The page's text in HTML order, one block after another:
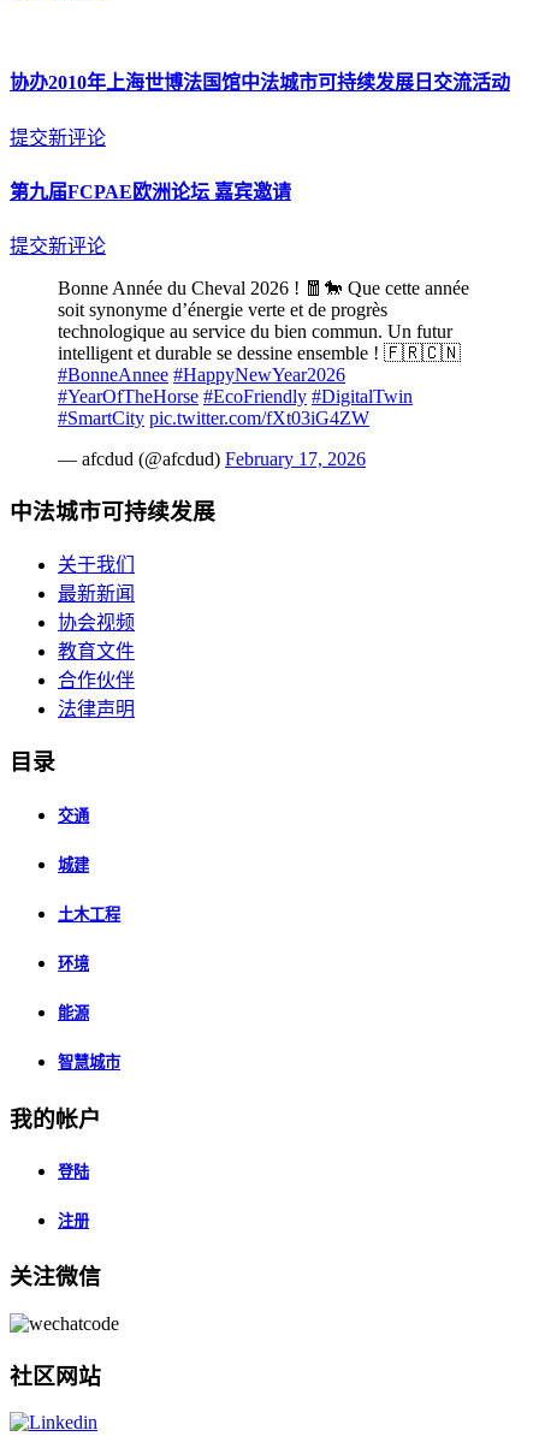
协办2010年上海世博法国馆中法城市可持续发展日交流活动
提交新评论
第九届FCPAE欧洲论坛 嘉宾邀请
提交新评论
Bonne Année du Cheval 2026 ! 🧧🐎 Que cette année
soit synonyme d’énergie verte et de progrès
technologique au service du bien commun. Un futur
intelligent et durable se dessine ensemble ! 🇫🇷🇨🇳
#BonneAnnee #HappyNewYear2026
#YearOfTheHorse #EcoFriendly #DigitalTwin
#SmartCity pic.twitter.com/fXt03iG4ZW
— afcdud (@afcdud) February 17, 2026
中法城市可持续发展
关于我们
最新新闻
协会视频
教育文件
合作伙伴
法律声明
目录
交通
城建
土木工程
环境
能源
智慧城市
我的帐户
登陆
注册
关注微信
社区网站